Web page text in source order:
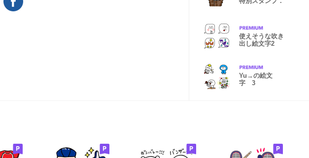
使えそうな吹き
出し絵文字2
Yu→の絵文
字 3